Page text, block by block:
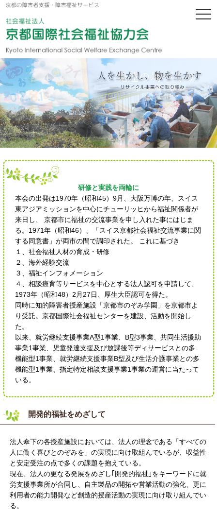
研修と実践を両輪に
本会の出発は1970年（昭和45）9月、大阪万博の年、スイス
東アジアミッションを中心にチューリッヒから福祉関係者が
来日し、 京都市に福祉の交流事業を申し入れた事にはじま
る。1971年（昭和46）、「スイス京都社会福祉交流事業に関
する同意書」が両市の間で調印された。 これに基づき
１、社会福祉人材の育成・研修
２、海外経験交流
３、福祉インフォメーション
４、相談療育等サービスを中心とする法人認可を申請して、
1973年（昭和48）2月27日、厚生大臣認可を得た。
同時に知的障害者授産施設「京都市のぞみ学園」を京都市よ
り受託。京都国際社会福祉センターを建設、活動を開始し
た。
以来、就労継続支援事業A型1事業、B型3事業、共同生活援助
事業1事業、児童発達支援及び放課後等ディサービスとの多
機能型1事業、就労継続支援事業B型及び生活介護事業との多
機能型1事業、指定特定相談支援事業1事業の運営に当たって
いる。
開発的福祉をめざして
法人傘下の各授産施設においては、法人の理念である「すべての
人に働く喜びとのぞみを」の実現に向け取組んでいるが、収益性
と安定受注の点で多くの課題を抱えている。
現在、法人の更なる発展をめざし｢開発的福祉｣をキーワードに就
労支援事業所が合同し、自主製品の開拓や営業活動の強化、更に
利用者の能力開発など創造的授産活動の実現に向け取り組んでい
る。